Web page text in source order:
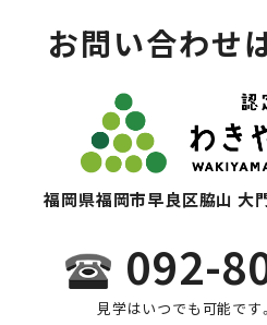
お問い合わせ
福岡県福岡市早良区脇山 大
092-
見学はいつでも可能です